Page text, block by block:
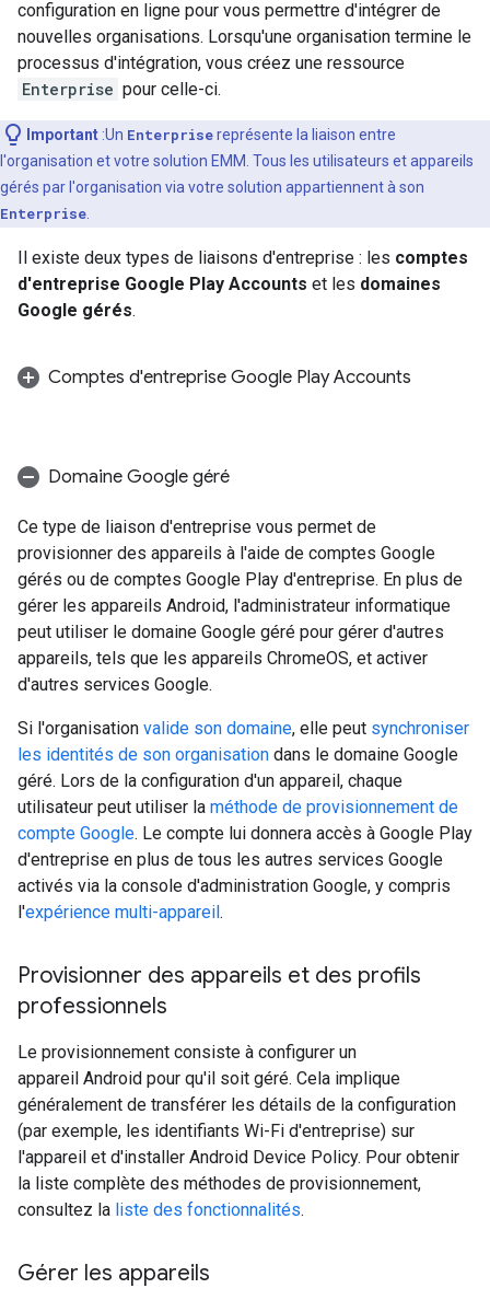
configuration en ligne pour vous permettre d'intégrer de
nouvelles organisations. Lorsqu'une organisation termine le
processus d'intégration, vous créez une ressource
Enterprise pour celle-ci.
Important :Un Enterprisereprésente la liaison entre
l'organisation et votre solution EMM. Tous les utilisateurs et appareils
gérés par l'organisation via votre solution appartiennent à son
Enterprise
Il existe deux types de liaisons d'entreprise : les comptes
d'entreprise Google Play Accounts et les domaines
Google gérés.
Comptes d'entreprise Google Play Accounts
Domaine Google géré
Ce type de liaison d'entreprise vous permet de
provisionner des appareils à l'aide de comptes Google
gérés ou de comptes Google Play d'entreprise. En plus de
gérer les appareils Android, l'administrateur informatique
peut utiliser le domaine Google géré pour gérer d'autres
appareils, tels que les appareils ChromeOS, et activer
d'autres services Google.
Si l'organisation valide son domaine, elle peut synchroniser
les identités de son organisation dans le domaine Google
géré. Lors de la configuration d'un appareil, chaque
utilisateur peut utiliser la méthode de provisionnement de
compte Google. Le compte lui donnera accès à Google Play
d'entreprise en plus de tous les autres services Google
activés via la console d'administration Google, y compris
l'expérience multi-appareil.
Provisionner des appareils et des profils
professionnels
Le provisionnement consiste à configurer un
appareil Android pour qu'il soit géré. Cela implique
généralement de transférer les détails de la configuration
(par exemple, les identifiants Wi-Fi d'entreprise) sur
l'appareil et d'installer Android Device Policy. Pour obtenir
la liste complète des méthodes de provisionnement,
consultez la liste des fonctionnalités.
Gérer les appareils